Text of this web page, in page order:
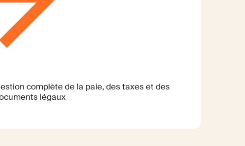
complète de la paie, des taxes et des
légaux